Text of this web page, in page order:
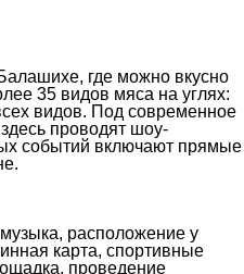
где можно вкусно
35 видов мяса на углях:
видов. Под современное
проводят шоу-
событий включают прямые
расположение у
карта, спортивные
проведение